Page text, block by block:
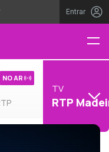
Entrar
NO AR
TV
RTP